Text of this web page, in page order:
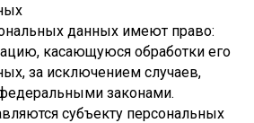
данных имеют право:
касающуюся обработки его
за исключением случаев,
законами.
субъекту персональных